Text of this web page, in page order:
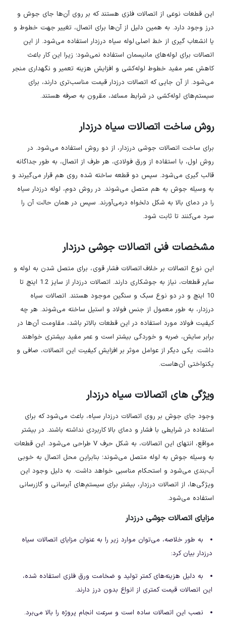
این قطعات نوعی از اتصالات فلزی هستند که بر روی آن‌ها جای جوش و
درز وجود دارد. به همین دلیل از آن‌ها برای اتصال، تغییر جهت خطوط و
یا انشعاب گیری از خط اصلی لوله سیاه درزدار استفاده می‌شود. از این
اتصالات برای لوله‌های مانیسمان استفاده نمی‌شود؛ زیرا این کار باعث
کاهش عمر مفید خطوط لوله‌کشی و افزایش هزینه تعمیر و نگهداری منجر
می‌شود. از آن جایی که اتصالات درزدار قیمت مناسب‌تری دارند، برای
سیستم‌های لوله‌کشی در شرایط مساعد، مقرون به صرفه هستند.
روش ساخت اتصالات سیاه درزدار
برای ساخت اتصالات جوشی درزدار، از دو روش استفاده می‌شود. در
روش اول، با استفاده از ورق فولادی، هر طرف از اتصال، به طور جداگانه
قالب گیری می‌شود. سپس دو قطعه ساخته شده روی هم قرار می‌گیرند و
به وسیله جوش به هم متصل می‌شوند. در روش دوم، لوله درزدار سیاه
را در دمای بالا به شکل دلخواه درمی‌آورند. سپس در همان حالت آن را
سرد می‌کنند تا ثابت شود.
مشخصات فنی اتصالات جوشی درزدار
این نوع اتصالات بر خلاف اتصالات فشار قوی ، برای متصل شدن به لوله و
سایر قطعات، نیاز به جوشکاری دارند. اتصالات درزدار از سایز 1.2 اینچ تا
10 اینچ و در دو نوع سبک و سنگین موجود هستند. اتصالات سیاه
درزدار، به طور معمول از جنس فولاد و استیل ساخته می‌شوند. هر چه
کیفیت فولاد مورد استفاده در این قطعات بالاتر باشد، مقاومت آن‌ها در
برابر سایش، ضربه و خوردگی بیشتر است و عمر مفید بیشتری خواهند
داشت. یکی دیگر از عوامل موثر بر افزایش کیفیت این اتصالات، صافی و
یکنواختی آن‌هاست.
ویژگی های اتصالات سیاه درزدار
وجود جای جوش بر روی اتصالات درزدار سیاه، باعث می‌شود که برای
استفاده در شرایطی با فشار و دمای بالا کاربردی نداشته باشند. در بیشتر
مواقع، انتهای این اتصالات، به شکل حرف V طراحی می‌شود. این قطعات
به وسیله جوش به لوله متصل می‌شوند؛ بنابراین محل اتصال به خوبی
آب‌بندی می‌شود و استحکام مناسبی خواهد داشت. به دلیل وجود این
ویژگی‌ها، از اتصالات درزدار، بیشتر برای سیستم‌های آبرسانی و گازرسانی
استفاده می‌شود.
مزایای اتصالات جوشی درزدار
به طور خلاصه، می‌توان موارد زیر را به عنوان مزایای اتصالات سیاه
درزدار بیان کرد:
به دلیل هزینه‌های کمتر تولید و ضخامت ورق فلزی استفاده شده،
این اتصالات قیمت کمتری از انواع بدون درز دارند.
نصب این اتصالات ساده است و سرعت انجام پروژه را بالا می‌برد.